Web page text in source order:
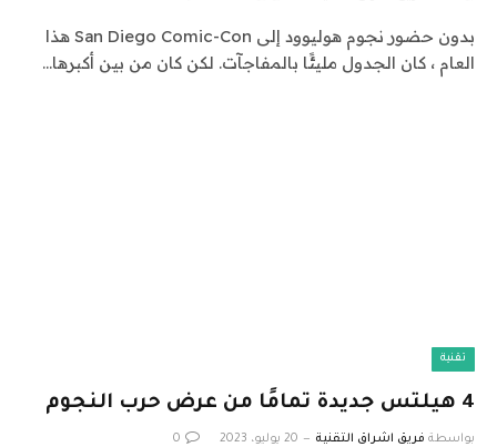
بدون حضور نجوم هوليوود إلى San Diego Comic-Con هذا
العام ، كان الجدول مليئًا بالمفاجآت. لكن كان من بين أكبرها…
تقنية
4 هيلتس جديدة تمامًا من عرض حرب النجوم
بواسطة فريق اشراق التقنية 20 يوليو، 2023 0